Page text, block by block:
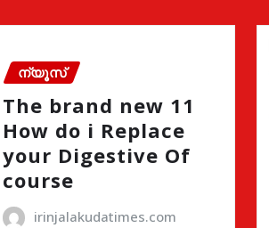
ന്യൂസ്
The brand new 11
How do i Replace
your Digestive Of
course
irinjalakudatimes.com